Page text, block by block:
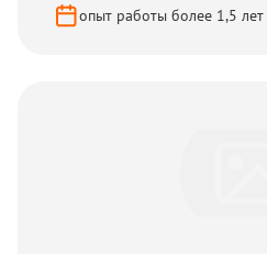
опыт работы более 1,5 лет